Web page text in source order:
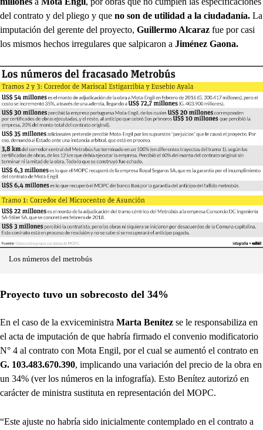
del contrato y del pliego y que no son de utilidad a la ciudadanía. La
imputación del gerente del proyecto, Guillermo Alcaraz fue por casi
los mismos hechos irregulares que salpicaron a Jiménez Gaona.
Los números del metrobús
Proyecto tuvo un sobrecosto del 34%
En el caso de la exviceministra Marta Benítez se le responsabiliza en
el acta de imputación de que habría firmado el convenio modificatorio
N° 4 al contrato con Mota Engil, por el cual se aumentó el contrato en
G. 103.483.670.390, implicando una variación del precio de la obra en
un 34% (ver los números en la infografía). Esto Benítez autorizó en
carácter de ministra sustituta en representación del MOPC.
“Este ajuste no habría sido inicialmente contemplado en el contrato a